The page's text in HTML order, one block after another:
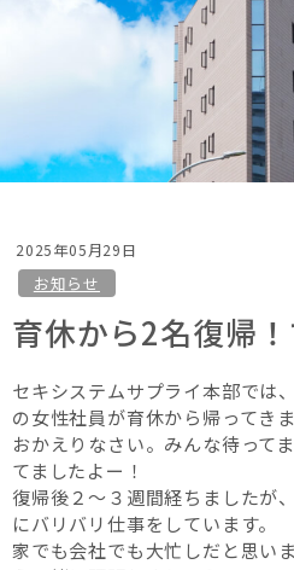
2025年05月29日
お知らせ
育休から2名復帰
セキシステムサプライ本部では
の女性社員が育休から帰ってき
おかえりなさい。みんな待って
てましたよー！
復帰後２～３週間経ちましたが
にバリバリ仕事をしています。
家でも会社でも大忙しだと思い